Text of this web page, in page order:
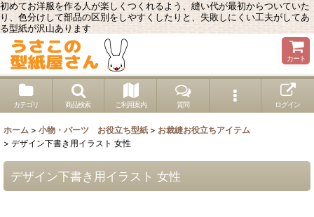
初めてお洋服を作る人が楽しくつくれるよう、縫い代が最初からついていた
り、色分けして部品の区別をしやすくしたりと、失敗しにくい工夫がしてあ
る型紙が沢山あります
カート
カテゴリ 商品検索 ご利用案内 質問 ログイン
ホーム > 小物・パーツ お役立ち型紙 > お裁縫お役立ちアイテム
> デザイン下書き用イラスト 女性
デザイン下書き用イラスト 女性